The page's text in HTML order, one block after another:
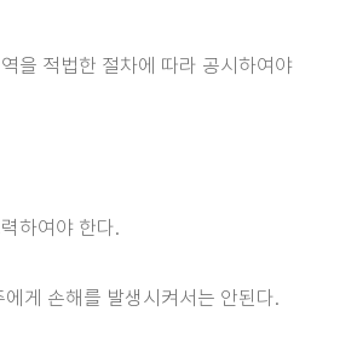
을 적법한 절차에 따라 공시하여야
하여야 한다.
게 손해를 발생시켜서는 안된다.